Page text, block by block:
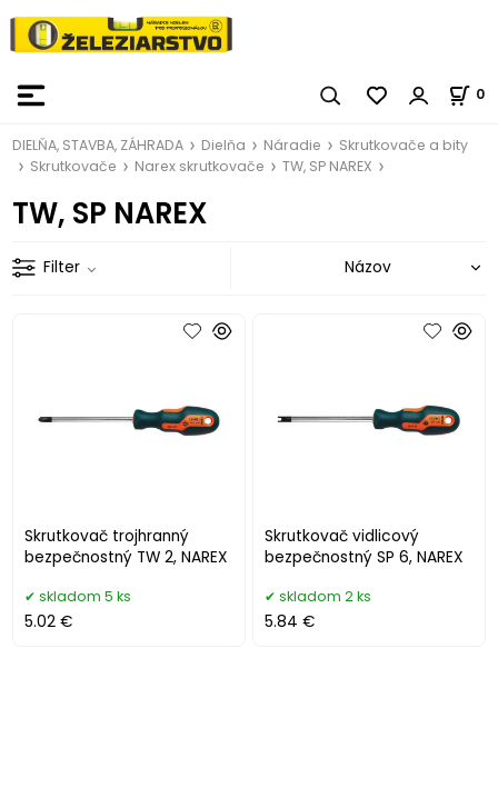
0
DIELŇA, STAVBA, ZÁHRADA Dielňa Náradie
Skrutkovače a bity
Skrutkovače
Narex skrutkovače TW, SP NAREX
TW, SP NAREX
Filter
Skrutkovač trojhranný
bezpečnostný TW 2, NAREX
skladom 5 ks
5.02 €
Skrutkovač vidlicový
bezpečnostný SP 6, NAREX
skladom 2 ks
5.84 €